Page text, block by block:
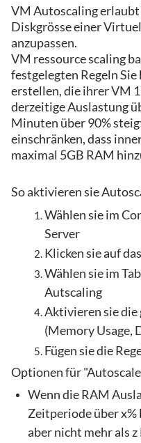
VM Autoscaling
Diskgrösse einer
anzupassen.
VM ressource scaling
festgelegten Regeln Sie
erstellen, die ihrer VM
derzeitige Auslastung
Minuten über 90%
einschränken, dass
maximal 5GB RAM
So aktivieren sie
Wählen sie im
Server
Klicken sie auf
Wählen sie im
Autscaling
Aktivieren sie die
(Memory Usage,
Fügen sie die
Optionen für
Wenn die RAM
Zeitperiode über x%
aber nicht mehr als